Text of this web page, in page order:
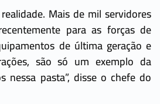
Mais de mil servidores
para as forças de
de última geração e
são só um exemplo da
nessa pasta”, disse o chefe do